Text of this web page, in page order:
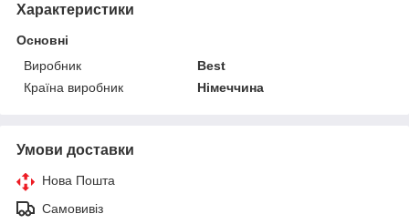
Характеристики
Основні
Виробник
Best
Країна виробник
Німеччина
Умови доставки
Нова Пошта
Самовивіз